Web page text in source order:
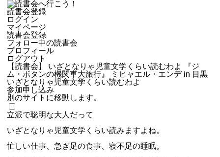
読書会登録
ログイン
マイページ
読書会登録
フォロー中の読書会
プロフィール
ログアウト
【読書会】 いざとなりゃ児童文学くらい読むわよ 『ジ
ム・ボタンの機関車大旅行』 ミヒャエル・エンデ in 目黒
いざとなりゃ児童文学くらい読むわよ
参加申し込み
別のサイトに移動します。
立派で聡明な大人だって
いざとなりゃ児童文学くらい読みますよね。
忙しい仕事、急ぎ足の食事、寝不足の睡眠。